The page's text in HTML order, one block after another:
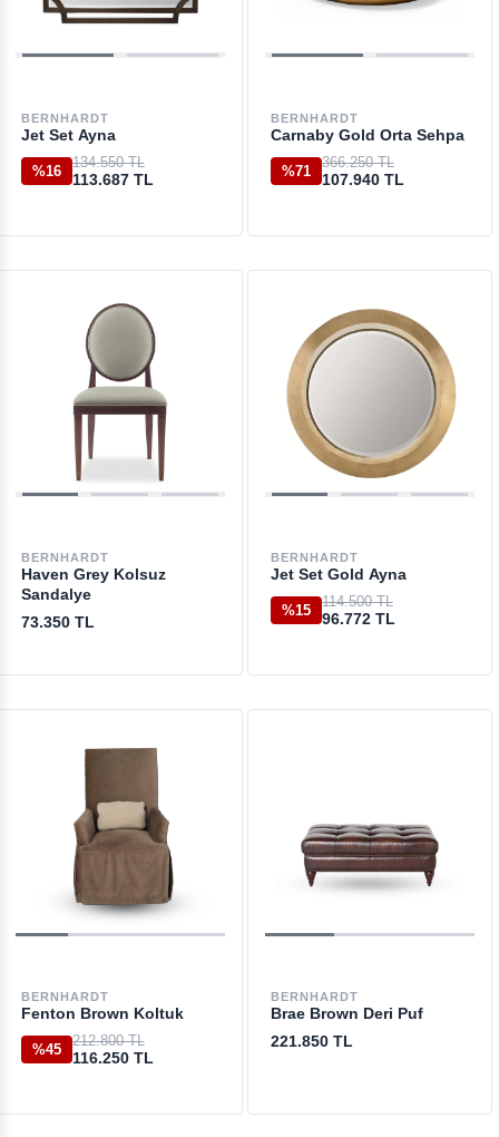
BERNHARDT
Jet Set Ayna
%16
134.550 TL
113.687 TL
BERNHARDT
Carnaby Gold Orta Sehpa
%71
366.250 TL
107.940 TL
BERNHARDT
Haven Grey Kolsuz
Sandalye
73.350 TL
BERNHARDT
Jet Set Gold Ayna
%15
114.500 TL
96.772 TL
BERNHARDT
Fenton Brown Koltuk
%45
212.800 TL
116.250 TL
BERNHARDT
Brae Brown Deri Puf
221.850 TL